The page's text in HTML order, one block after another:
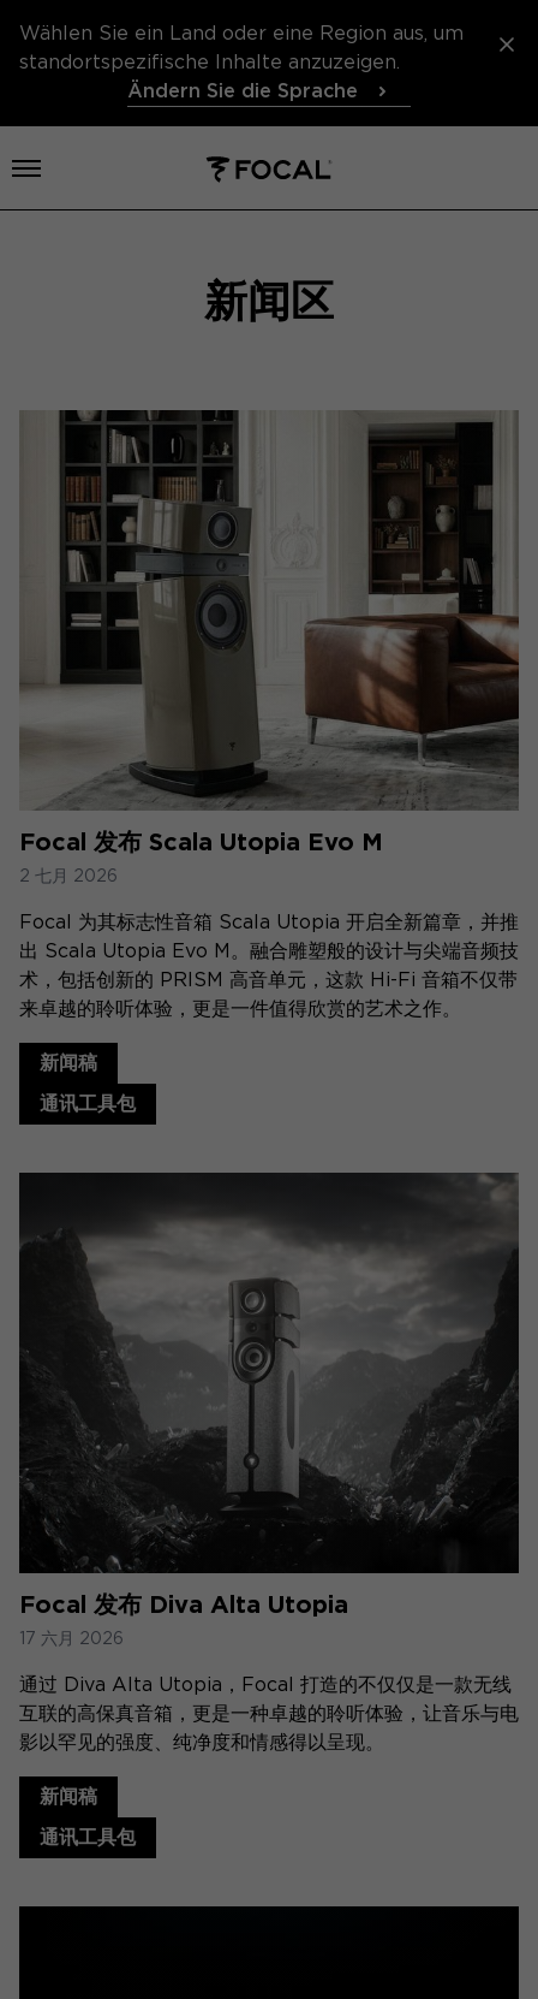
Wählen Sie ein Land oder eine Region aus, um
standortspezifische Inhalte anzuzeigen.
Ändern Sie die Sprache
打开菜单
新闻区
Focal 发布 Scala Utopia Evo M
2 七月 2026
Focal 为其标志性音箱 Scala Utopia 开启全新篇章，并推
出 Scala Utopia Evo M。融合雕塑般的设计与尖端音频技
术，包括创新的 PRISM 高音单元，这款 Hi-Fi 音箱不仅带
来卓越的聆听体验，更是一件值得欣赏的艺术之作。
新闻稿
通讯工具包
Focal 发布 Diva Alta Utopia
17 六月 2026
通过 Diva Alta Utopia，Focal 打造的不仅仅是一款无线
互联的高保真音箱，更是一种卓越的聆听体验，让音乐与电
影以罕见的强度、纯净度和情感得以呈现。
新闻稿
通讯工具包